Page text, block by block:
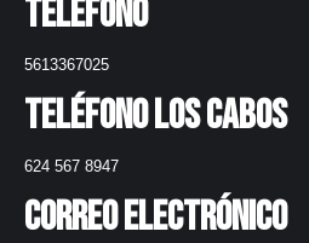
Teléfono
5613367025
Teléfono Los Cabos
624 567 8947
Correo electrónico